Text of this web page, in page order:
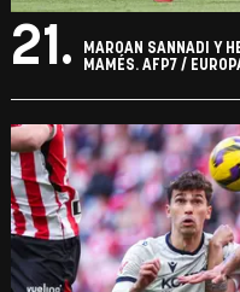
21.
MAROAN SANNADI Y
MAMÉS. AFP7 /